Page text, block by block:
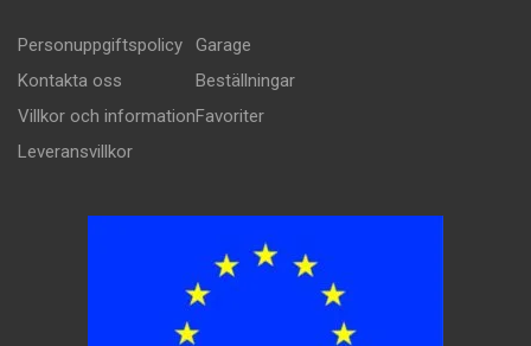
Personuppgiftspolicy
Kontakta oss
Villkor och information
Leveransvillkor
Garage
Beställningar
Favoriter